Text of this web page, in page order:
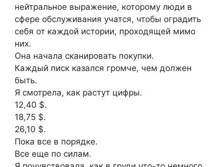
нейтральное выражение, которому люди в
сфере обслуживания учатся, чтобы оградить
себя от каждой истории, проходящей мимо
них.
Она начала сканировать покупки.
Каждый писк казался громче, чем должен
быть.
Я смотрела, как растут цифры.
12,40 $.
18,75 $.
26,10 $.
Пока все в порядке.
Все еще по силам.